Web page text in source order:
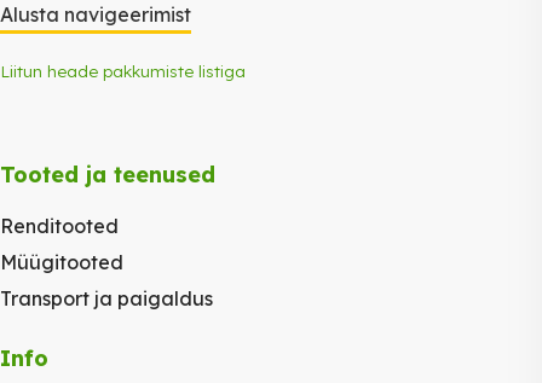
Alusta navigeerimist
Liitun heade pakkumiste listiga
Tooted ja teenused
Renditooted
Müügitooted
Transport ja paigaldus
Info